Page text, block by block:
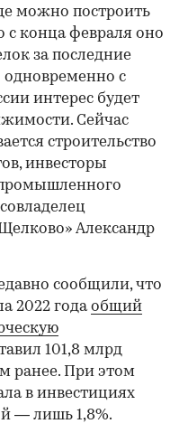
можно построить
с конца февраля оно
за последние
с
интерес будет
Сейчас
строительство
инвесторы
Александр
сообщили, что
2022 годаобщий
101,8 млрд
ранее. При этом
в инвестициях
— лишь 1,8%.